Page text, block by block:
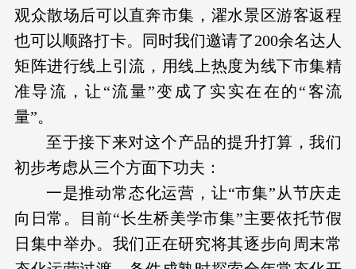
观众散场后可以直奔市集，濯水景区游客返程
也可以顺路打卡。同时我们邀请了200余名达人
矩阵进行线上引流，用线上热度为线下市集精
准导流，让“流量”变成了实实在在的“客流
量”。
至于接下来对这个产品的提升打算，我们
初步考虑从三个方面下功夫：
一是推动常态化运营，让“市集”从节庆走
向日常。目前“长生桥美学市集”主要依托节假
日集中举办。我们正在研究将其逐步向周末常